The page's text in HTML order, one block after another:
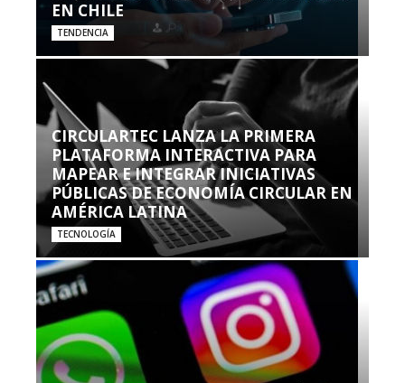
EN CHILE
TENDENCIA
CIRCULARTEC LANZA LA PRIMERA
PLATAFORMA INTERACTIVA PARA
MAPEAR E INTEGRAR INICIATIVAS
PÚBLICAS DE ECONOMÍA CIRCULAR EN
AMÉRICA LATINA
TECNOLOGÍA